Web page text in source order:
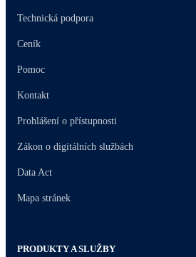
Technická podpora
Ceník
Pomoc
Kontakt
Prohlášení o přístupnosti
Zákon o digitálních službách
Data Act
Mapa stránek
PRODUKTY A SLUŽBY